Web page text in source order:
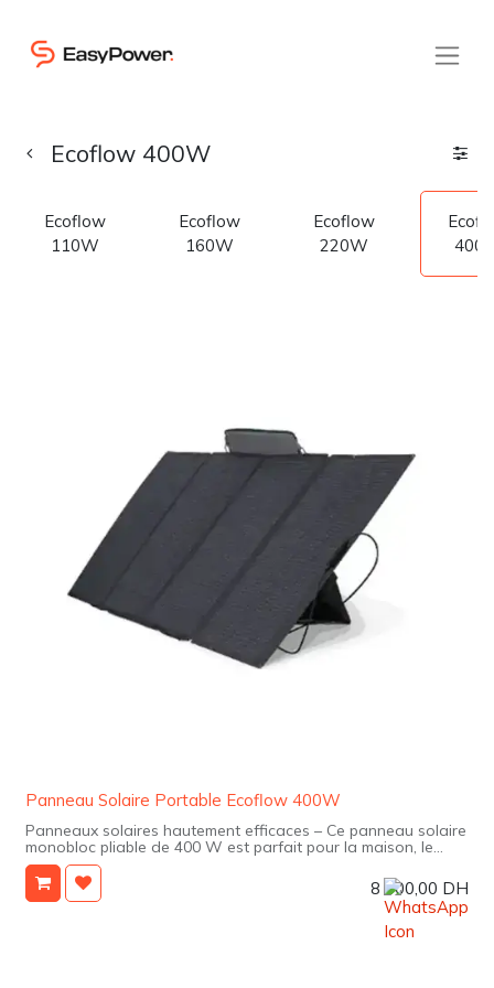
Ecoflow 400W
Ecoflow
110W
Ecoflow
160W
Ecoflow
220W
Panneau Solaire Portable Ecoflow 400W
Panneaux solaires hautement efficaces – Ce panneau solaire
monobloc pliable de 400 W est parfait pour la maison, le
camping et la vie hors réseau.
8 000,00 DH